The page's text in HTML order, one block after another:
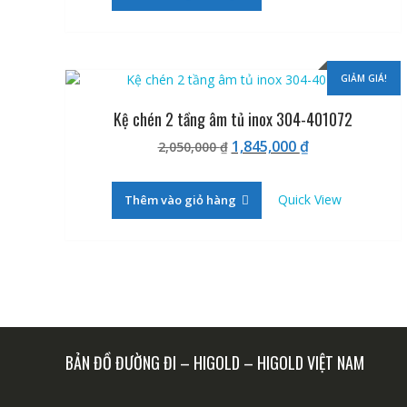
GIẢM GIÁ!
Kệ chén 2 tầng âm tủ inox 304-401072
2,050,000₫ Giá
là:
2,050,000 ₫.
1,845,000₫Giá
là:
Thêm vào giỏ hàng Quick View
BẢN ĐỒ ĐƯỜNG ĐI – HIGOLD – HIGOLD VIỆT NAM